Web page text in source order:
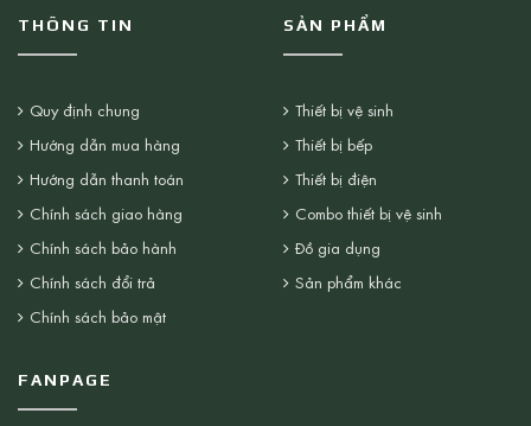
THÔNG TIN
Quy định chung
Hướng dẫn mua hàng
Hướng dẫn thanh toán
Chính sách giao hàng
Chính sách bảo hành
Chính sách đổi trả
Chính sách bảo mật
SẢN PHẨM
Thiết bị vệ sinh
Thiết bị bếp
Thiết bị điện
Combo thiết bị vệ sinh
Đồ gia dụng
Sản phẩm khác
FANPAGE